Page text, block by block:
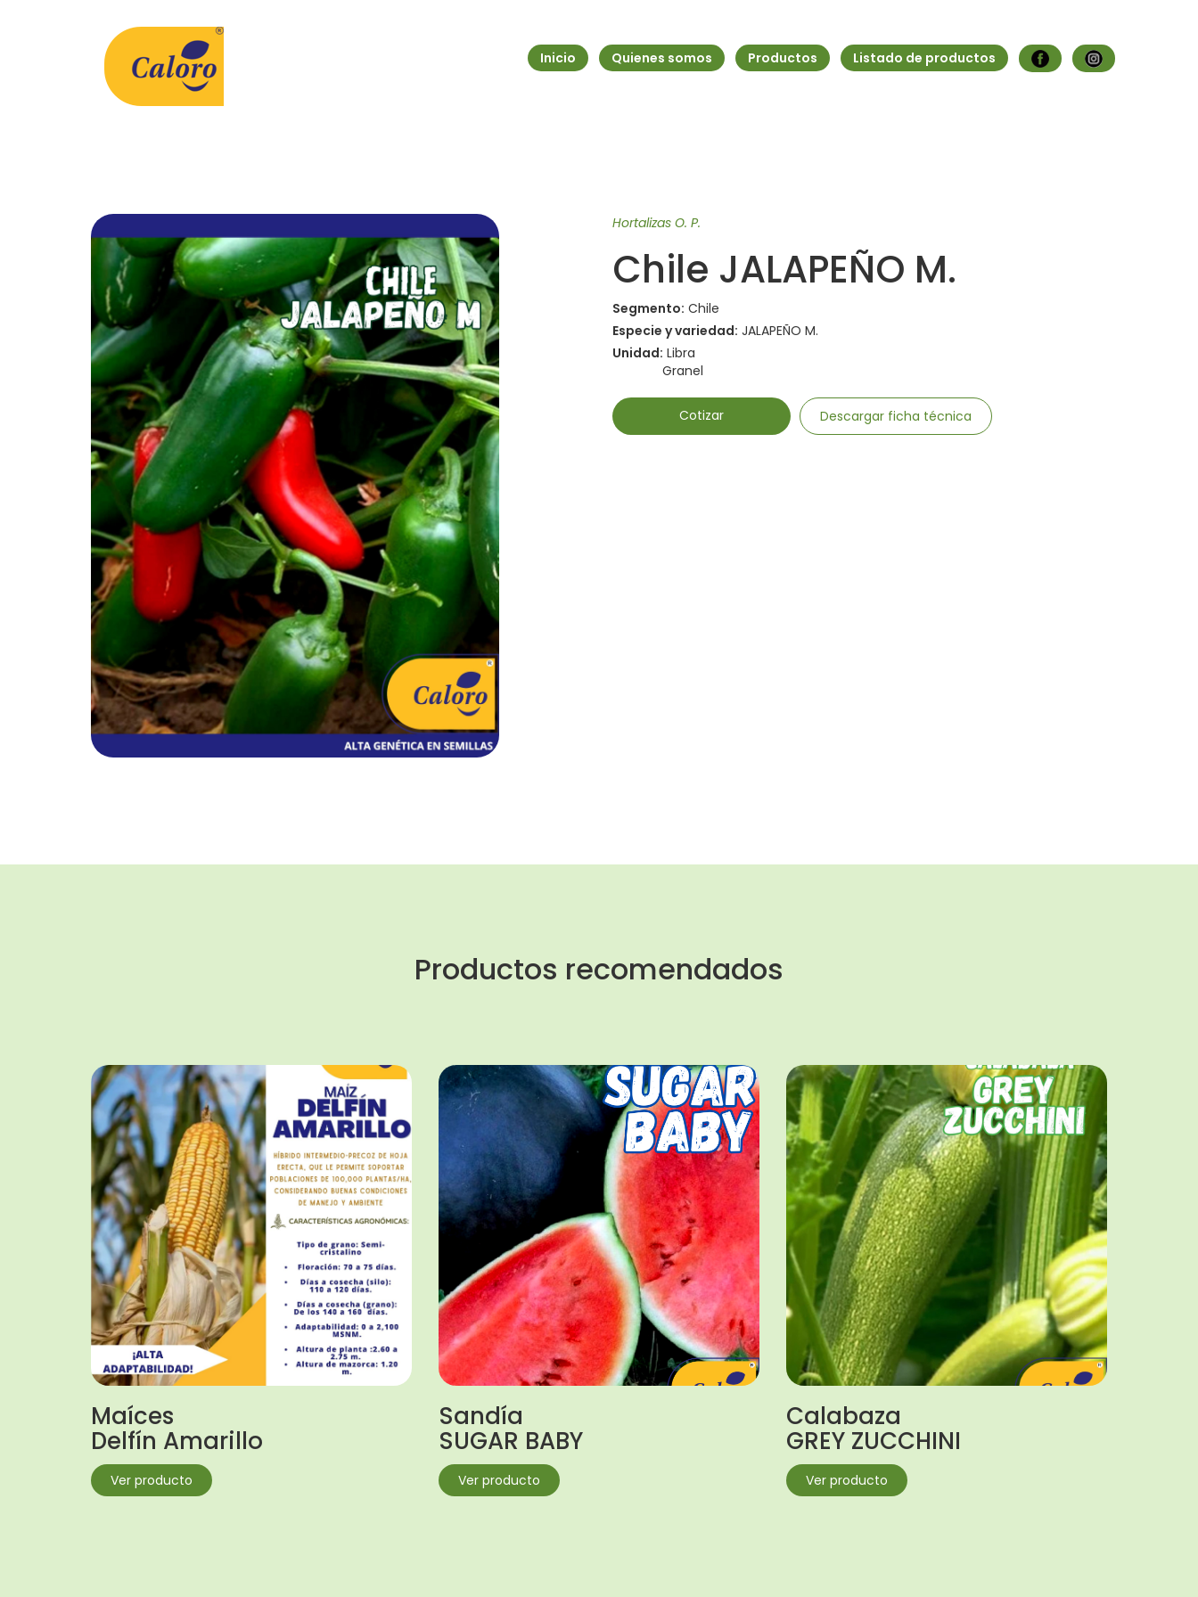
Inicio Quienes somos Productos Listado de productos
Hortalizas O. P.
Chile JALAPEÑO M.
Segmento: Chile
Especie y variedad: JALAPEÑO M.
Unidad: Libra
Granel
Cotizar Descargar ficha técnica
Productos recomendados
Maíces
Delfín Amarillo
Ver producto
Sandía
SUGAR BABY
Ver producto
Calabaza
GREY ZUCCHINI
Ver producto